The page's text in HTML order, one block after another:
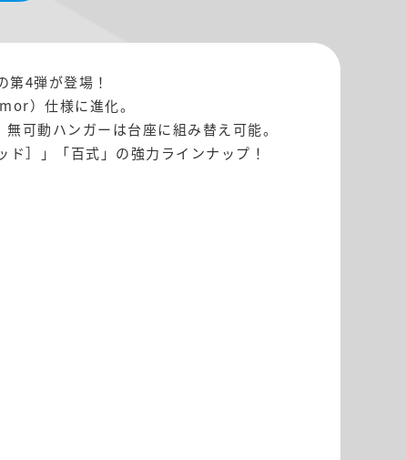
4弾が登場！
）仕様に進化。
可動ハンガーは台座に組み替え可能。
］」「百式」の強力ラインナップ！